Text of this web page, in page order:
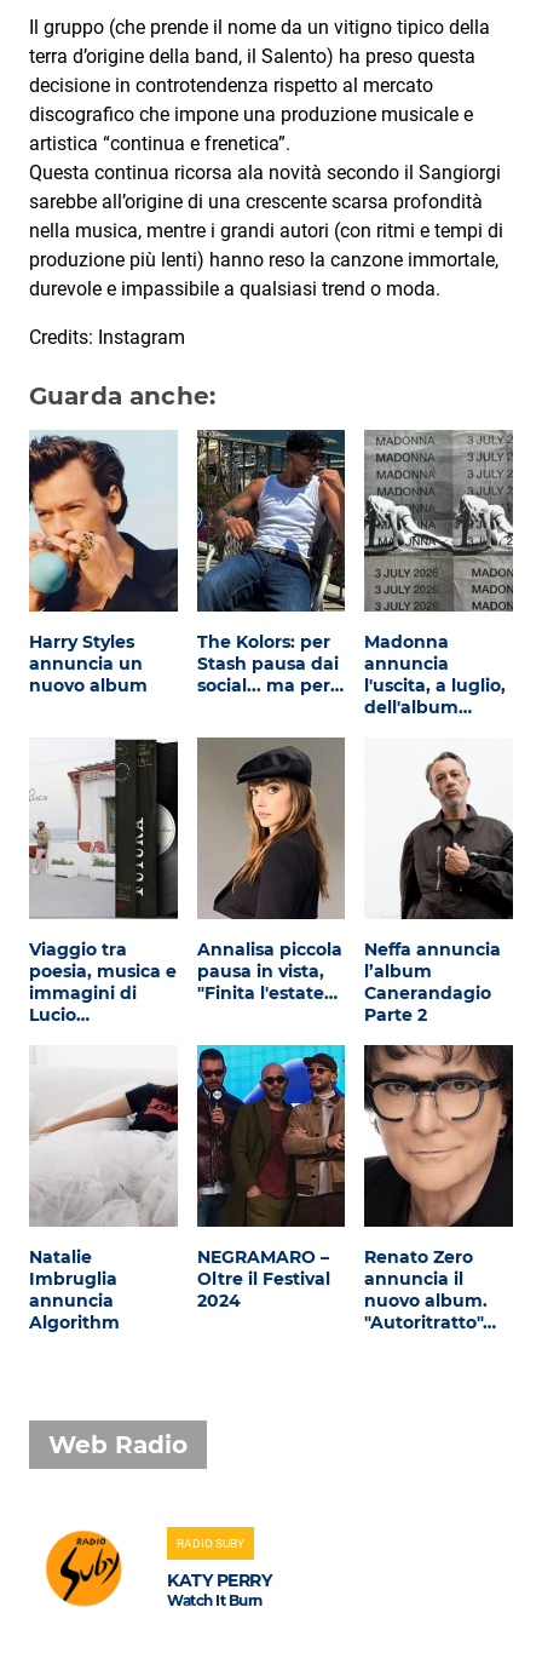
Il gruppo (che prende il nome da un vitigno tipico della
terra d’origine della band, il Salento) ha preso questa
decisione in controtendenza rispetto al mercato
discografico che impone una produzione musicale e
artistica “continua e frenetica”.
Questa continua ricorsa ala novità secondo il Sangiorgi
sarebbe all’origine di una crescente scarsa profondità
nella musica, mentre i grandi autori (con ritmi e tempi di
produzione più lenti) hanno reso la canzone immortale,
durevole e impassibile a qualsiasi trend o moda.
Credits: Instagram
Guarda anche:
Harry Styles
annuncia un
nuovo album
The Kolors: per
Stash pausa dai
social... ma per…
Madonna
annuncia
l'uscita, a luglio,
dell'album…
Viaggio tra
poesia, musica e
immagini di
Lucio…
Annalisa piccola
pausa in vista,
"Finita l'estate…
Neffa annuncia
l’album
Canerandagio
Parte 2
Natalie
Imbruglia
annuncia
Algorithm
NEGRAMARO –
Oltre il Festival
2024
Renato Zero
annuncia il
nuovo album.
"Autoritratto"…
Web Radio
RADIO SUBY
KATY PERRY
Watch It Burn